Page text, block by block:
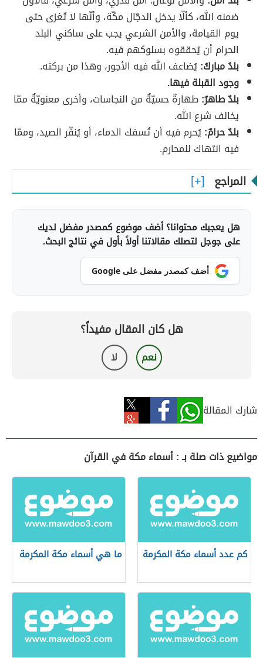
ضمنه الله، كألّا يدخل الدجّال مكّة، وأنّها لا تُغزى حتى
يوم القيامة، والأمن الشرعي يجب على ساكني البلد
الحرام أن يُحققوه بسلوكهم فيه.
بلدُ مباركُ:يُضاعف الله فيه الأجور، وهذا من بركته.
وجود القبلة فيها.
بلدٌ طاهرٌ:طهارةٌ حسيّةٌ من النجاسات، وأخرى معنويّةٌ ممّا
يخالف شرع الله.
بلدٌ حرامٌ:يُحرم فيه أن تُسفك الدماء، أو يُنفّر الصيد، وممّا
فيه انتهاك للمحارم.
المراجع
هل يعجبك محتوانا؟ أضف موضوع كمصدر مفضل لديك
على جوجل لتصلك مقالاتنا أولاً بأول في نتائج البحث.
أضف كمصدر مفضل على Google
هل كان المقال مفيداً؟
نعم لا
شارك المقالة
مواضيع ذات صلة بـ : أسماء مكة في القرآن
كم عدد أسماء مكة المكرمة ما هي أسماء مكة المكرمة